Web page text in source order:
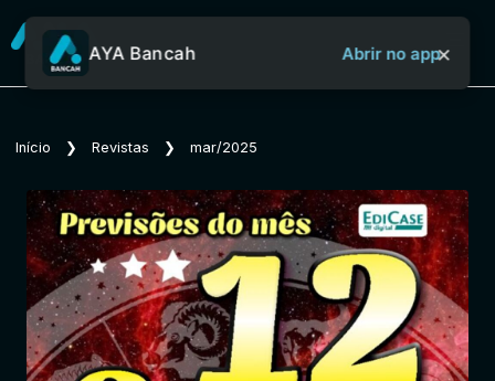
Sobre o Aya Bancah
Início
Revistas
AYA Bancah Abrir no app×
Início ❯ Revistas ❯ mar/2025